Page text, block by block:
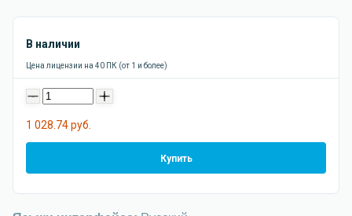
В наличии
Цена лицензии на 40 ПК (от 1 и более)
- +
1 028.74 руб.
Купить